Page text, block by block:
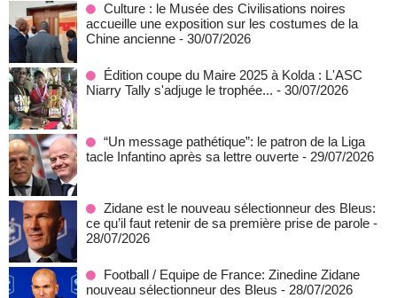
Culture : le Musée des Civilisations noires
accueille une exposition sur les costumes de la
Chine ancienne - 30/07/2026
Édition coupe du Maire 2025 à Kolda : L'ASC
Niarry Tally s'adjuge le trophée... - 30/07/2026
“Un message pathétique”: le patron de la Liga
tacle Infantino après sa lettre ouverte - 29/07/2026
Zidane est le nouveau sélectionneur des Bleus:
ce qu’il faut retenir de sa première prise de parole -
28/07/2026
Football / Equipe de France: Zinedine Zidane
nouveau sélectionneur des Bleus - 28/07/2026